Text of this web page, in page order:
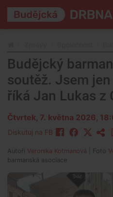
Budějcký
soutěž. Jsem
říká Jan Lukas z
Čtvrtek, 7. května 2026,
Diskutuj na FB
Autoři Veronika Kotmanová | Foto
barmanská asociace